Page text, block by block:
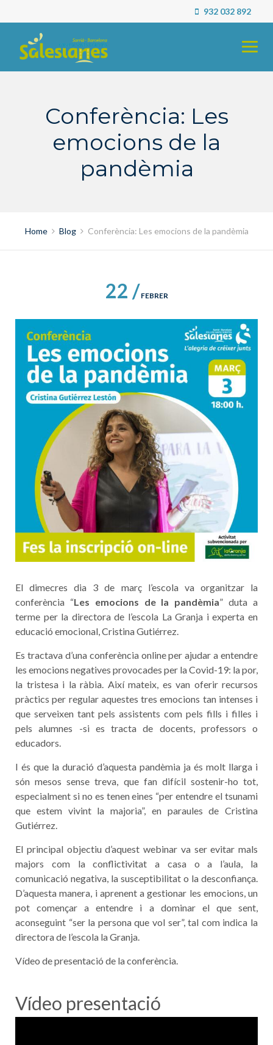
to
932 032 892
Conferència: Les
emocions de la
pandèmia
Home Blog Conferència: Les emocions de la pandèmia
22 / FEBRER
El dimecres dia 3 de març l’escola va organitzar la
conferència “Les emocions de la pandèmia” duta a
terme per la directora de l’escola La Granja i experta en
educació emocional, Cristina Gutiérrez.
Es tractava d’una conferència online per ajudar a entendre
les emocions negatives provocades per la Covid-19: la por,
la tristesa i la ràbia. Així mateix, es van oferir recursos
pràctics per regular aquestes tres emocions tan intenses i
que serveixen tant pels assistents com pels fills i filles i
pels alumnes -si es tracta de docents, professors o
educadors.
I és que la duració d’aquesta pandèmia ja és molt llarga i
són mesos sense treva, que fan difícil sostenir-ho tot,
especialment si no es tenen eines “per entendre el tsunami
que estem vivint la majoria”, en paraules de Cristina
Gutiérrez.
El principal objectiu d’aquest webinar va ser evitar mals
majors com la conflictivitat a casa o a l’aula, la
comunicació negativa, la susceptibilitat o la desconfiança.
D’aquesta manera, i aprenent a gestionar les emocions, un
pot començar a entendre i a dominar el que sent,
aconseguint “ser la persona que vol ser”, tal com indica la
directora de l’escola la Granja.
Vídeo de presentació de la conferència.
Vídeo presentació